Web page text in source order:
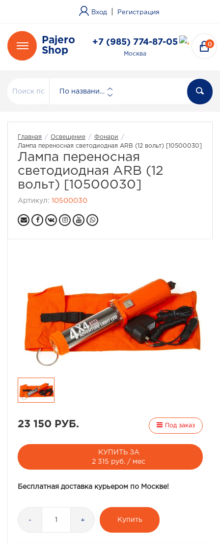
Вход Регистрация
Pajero
Shop
+7 (985) 774-87-05
Москва
0
По названию
Главная / Освещение / Фонари
/
Лампа переносная светодиодная ARB (12 вольт) [10500030]
Лампа переносная
светодиодная ARB (12
вольт) [10500030]
Артикул: 10500030
23 150 РУБ. Под заказ
КУПИТЬ ЗА
2 315 руб. / мес
Бесплатная доставка курьером по Москве!
- + Купить